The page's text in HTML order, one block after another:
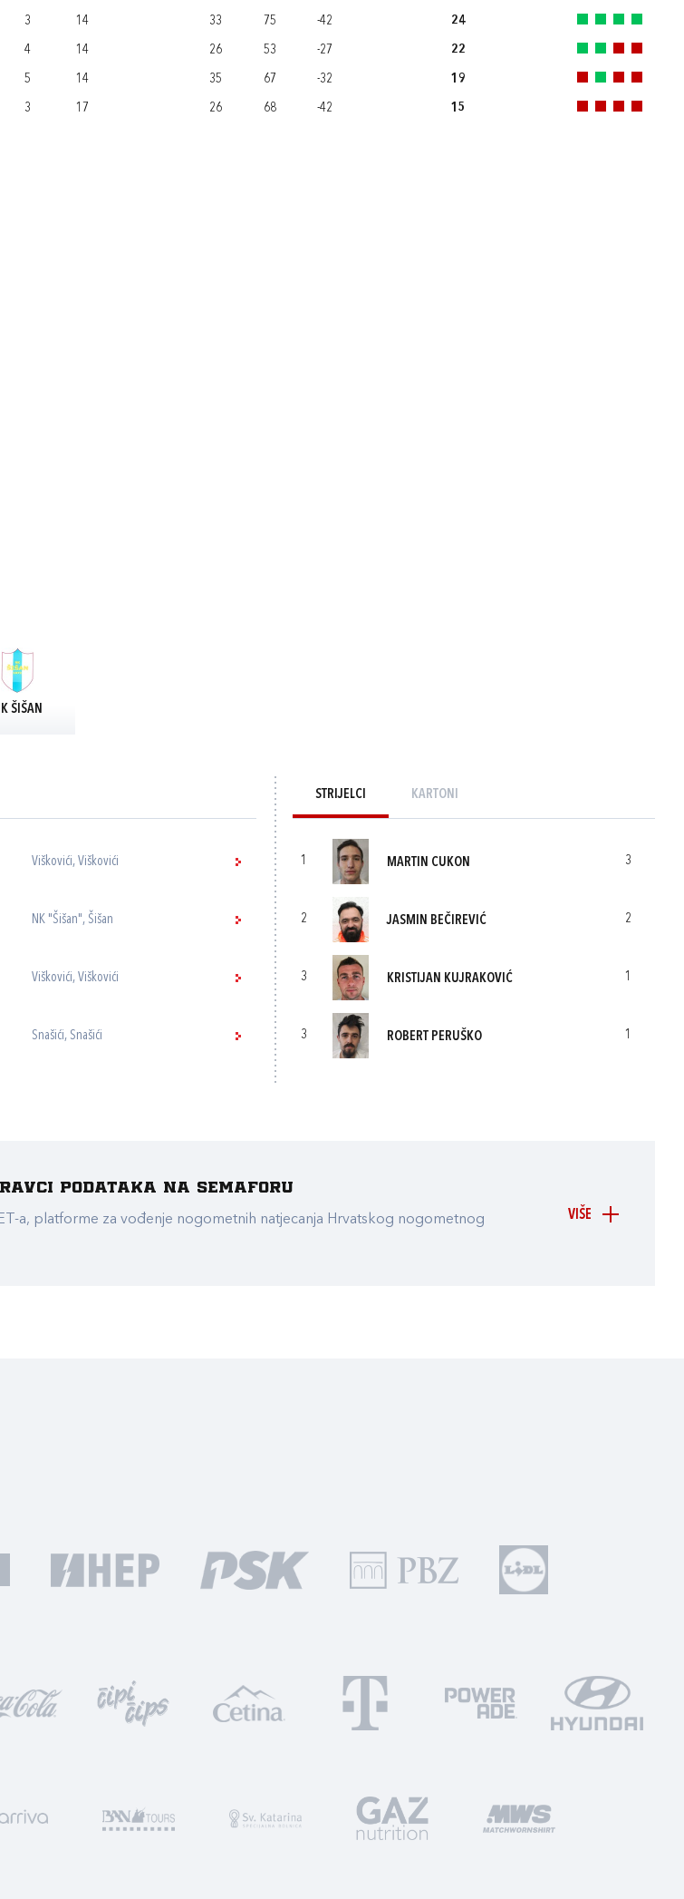
3 14 33 75 -42 24
4 14 26 53 -27 22
5 14 35 67 -32 19
3 17 26 68 -42 15
ŠIŠAN
Viškovići, Viškovići
NK "Šišan", Šišan
Viškovići, Viškovići
Snašići, Snašići
STRIJELCI KARTONI
1 MARTIN CUKON 3
2 JASMIN BEČIREVIĆ 2
3 KRISTIJAN KUJRAKOVIĆ 1
3 ROBERT PERUŠKO 1
VIŠE
podataka na Semaforu
a, platforme za vođenje nogometnih natjecanja Hrvatskog nogometnog